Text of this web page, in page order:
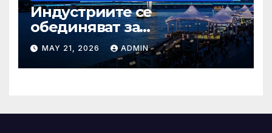
Индустриите се
обединяват за
висококачествен растеж на
културния и
туристическия сектор
MAY 21, 2026 ADMIN